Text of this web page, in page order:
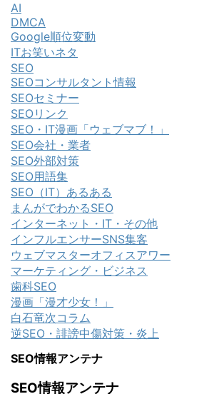
AI
DMCA
Google順位変動
ITお笑いネタ
SEO
SEOコンサルタント情報
SEOセミナー
SEOリンク
SEO・IT漫画「ウェブマブ！」
SEO会社・業者
SEO外部対策
SEO用語集
SEO（IT）あるある
まんがでわかるSEO
インターネット・IT・その他
インフルエンサーSNS集客
ウェブマスターオフィスアワー
マーケティング・ビジネス
歯科SEO
漫画「漫才少女！」
白石竜次コラム
逆SEO・誹謗中傷対策・炎上
SEO情報アンテナ
SEO情報アンテナ